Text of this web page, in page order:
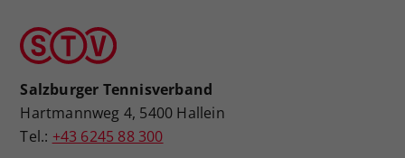
Salzburger Tennisverband
Hartmannweg 4, 5400 Hallein
Tel.: +43 6245 88 300